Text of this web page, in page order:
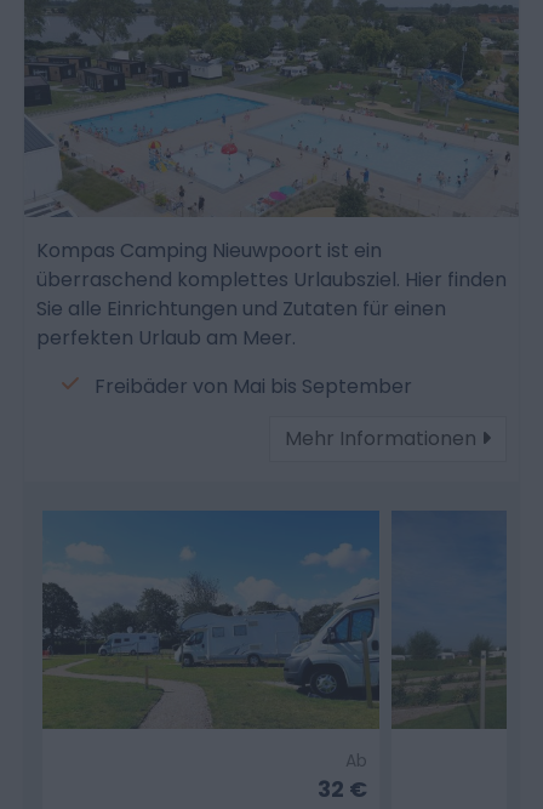
Kompas Camping Nieuwpoort ist ein
überraschend komplettes Urlaubsziel. Hier finden
Sie alle Einrichtungen und Zutaten für einen
perfekten Urlaub am Meer.
Freibäder von Mai bis September
Mehr Informationen
Ab
32 €